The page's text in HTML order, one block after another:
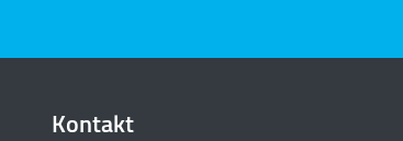
Kontakt